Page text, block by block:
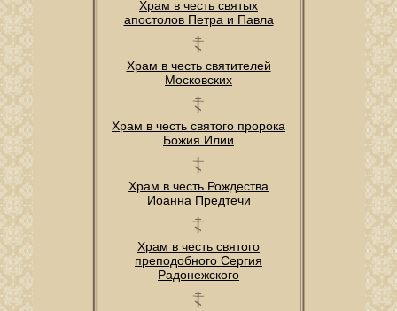
Храм в честь святых
апостолов Петра и Павла
Храм в честь святителей
Московских
Храм в честь святого пророка
Божия Илии
Храм в честь Рождества
Иоанна Предтечи
Храм в честь святого
преподобного Сергия
Радонежского